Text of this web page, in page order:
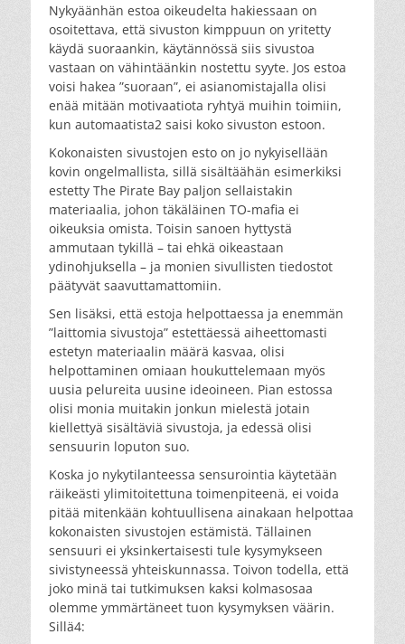
Nykyäänhän estoa oikeudelta hakiessaan on
osoitettava, että sivuston kimppuun on yritetty
käydä suoraankin, käytännössä siis sivustoa
vastaan on vähintäänkin nostettu syyte. Jos estoa
voisi hakea ”suoraan”, ei asianomistajalla olisi
enää mitään motivaatiota ryhtyä muihin toimiin,
kun automaatista2 saisi koko sivuston estoon.
Kokonaisten sivustojen esto on jo nykyisellään
kovin ongelmallista, sillä sisältäähän esimerkiksi
estetty The Pirate Bay paljon sellaistakin
materiaalia, johon täkäläinen TO-mafia ei
oikeuksia omista. Toisin sanoen hyttystä
ammutaan tykillä – tai ehkä oikeastaan
ydinohjuksella – ja monien sivullisten tiedostot
päätyvät saavuttamattomiin.
Sen lisäksi, että estoja helpottaessa ja enemmän
”laittomia sivustoja” estettäessä aiheettomasti
estetyn materiaalin määrä kasvaa, olisi
helpottaminen omiaan houkuttelemaan myös
uusia pelureita uusine ideoineen. Pian estossa
olisi monia muitakin jonkun mielestä jotain
kiellettyä sisältäviä sivustoja, ja edessä olisi
sensuurin loputon suo.
Koska jo nykytilanteessa sensurointia käytetään
räikeästi ylimitoitettuna toimenpiteenä, ei voida
pitää mitenkään kohtuullisena ainakaan helpottaa
kokonaisten sivustojen estämistä. Tällainen
sensuuri ei yksinkertaisesti tule kysymykseen
sivistyneessä yhteiskunnassa. Toivon todella, että
joko minä tai tutkimuksen kaksi kolmasosaa
olemme ymmärtäneet tuon kysymyksen väärin.
Sillä4: